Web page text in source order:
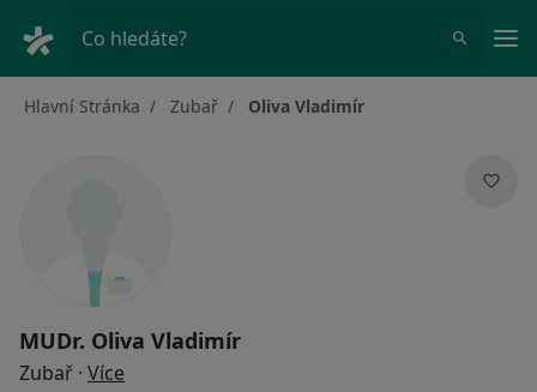
Co hledáte?
Hlavní Stránka Zubař Oliva Vladimír
MUDr. Oliva Vladimír
Zubař · Více